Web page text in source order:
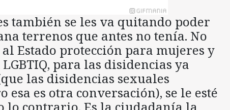
también se les va quitando poder
terrenos que antes no tenía. No
Estado protección para mujeres y
para las disidencias ya
las disidencias sexuales
es otra conversación), se le esté
lo contrario. Es la ciudadanía la